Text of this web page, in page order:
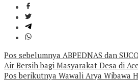
Navigasi
pos
Pos sebelumnya ABPEDNAS dan
Air Bersih bagi Masyarakat Desa di
Pos berikutnya Wawali Arya Wibawa